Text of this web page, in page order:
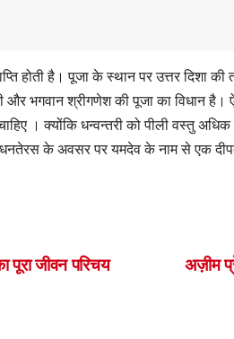
होती है। पूजा के स्थान पर उत्तर दिशा
और भगवान श्रीगणेश की पूजा का विधान
। क्योंकि धन्वन्तरी को पीली वस्तु
के अवसर पर यमदेव के नाम से एक
अज़ीम
पूरा जीवन परिचय